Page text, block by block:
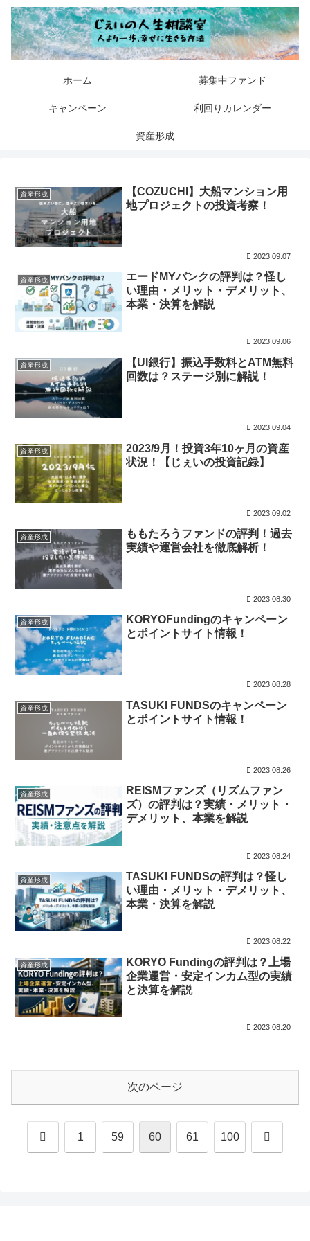
ホーム 募集中ファンド
キャンペーン 利回りカレンダー
資産形成
資産形成
【COZUCHI】大船マンション用
地プロジェクトの投資考察！
2023.09.07
資産形成
エードMYバンクの評判は？怪し
い理由・メリット・デメリット、
本業・決算を解説
2023.09.06
資産形成
【UI銀行】振込手数料とATM無料
回数は？ステージ別に解説！
2023.09.04
資産形成
2023/9月！投資3年10ヶ月の資産
状況！【じぇいの投資記録】
2023.09.02
資産形成
ももたろうファンドの評判！過去
実績や運営会社を徹底解析！
2023.08.30
資産形成
KORYOFundingのキャンペーン
とポイントサイト情報！
2023.08.28
資産形成
TASUKI FUNDSのキャンペーン
とポイントサイト情報！
2023.08.26
資産形成
REISMファンズ（リズムファン
ズ）の評判は？実績・メリット・
デメリット、本業を解説
2023.08.24
資産形成
TASUKI FUNDSの評判は？怪し
い理由・メリット・デメリット、
本業・決算を解説
2023.08.22
資産形成
KORYO Fundingの評判は？上場
企業運営・安定インカム型の実績
と決算を解説
2023.08.20
次のページ
前 1 59 60 61 100 次